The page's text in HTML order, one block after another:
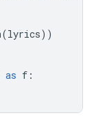
(lyrics))
as f :